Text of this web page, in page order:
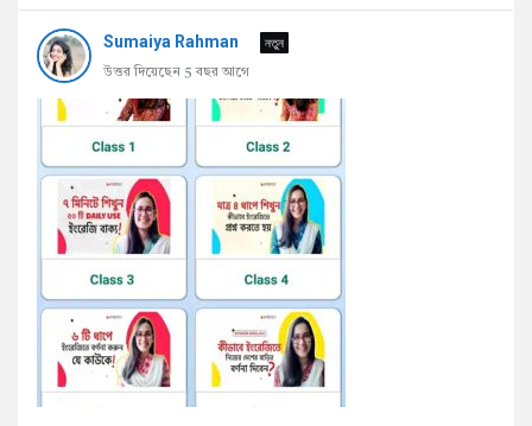
Sumaiya Rahman নতুন
উত্তর দিয়েছেন 5 বছর আগে